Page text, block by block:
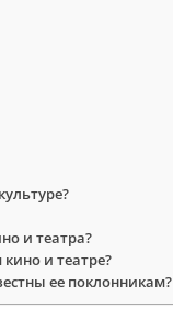
и театра?
и театре?
ее поклонникам?